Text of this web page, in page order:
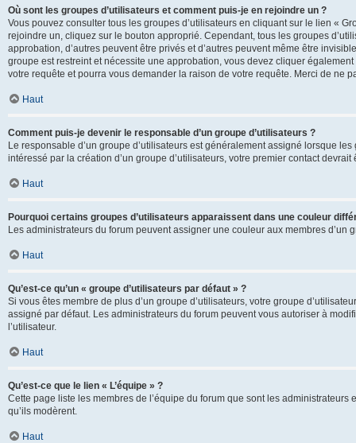
Où sont les groupes d’utilisateurs et comment puis-je en rejoindre un ?
Vous pouvez consulter tous les groupes d’utilisateurs en cliquant sur le lien «
rejoindre un, cliquez sur le bouton approprié. Cependant, tous les groupes
approbation, d’autres peuvent être privés et d’autres peuvent même être
groupe est restreint et nécessite une approbation, vous devez cliquer
votre requête et pourra vous demander la raison de votre requête. Merci de ne
Haut
Comment puis-je devenir le responsable d’un groupe d’utilisateurs ?
Le responsable d’un groupe d’utilisateurs est généralement assigné lorsque
intéressé par la création d’un groupe d’utilisateurs, votre premier contact
Haut
Pourquoi certains groupes d’utilisateurs apparaissent dans une couleur
Les administrateurs du forum peuvent assigner une couleur aux membres d’un
Haut
Qu’est-ce qu’un « groupe d’utilisateurs par défaut » ?
Si vous êtes membre de plus d’un groupe d’utilisateurs, votre groupe
assigné par défaut. Les administrateurs du forum peuvent vous autoriser à
l’utilisateur.
Haut
Qu’est-ce que le lien « L’équipe » ?
Cette page liste les membres de l’équipe du forum que sont les
qu’ils modèrent.
Haut